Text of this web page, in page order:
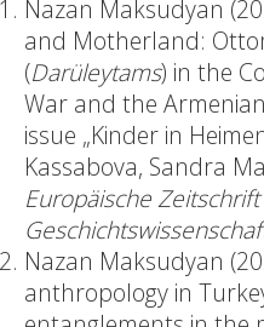
Nazan Maksudyan
and Motherland:
(Darüleytams) in the
War and the
issue „Kinder in
Kassabova, Sandra
Europäische
Nazan Maksudyan
anthropology in